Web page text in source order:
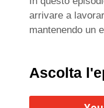
arrivare a
mantenendo un
Ascolta